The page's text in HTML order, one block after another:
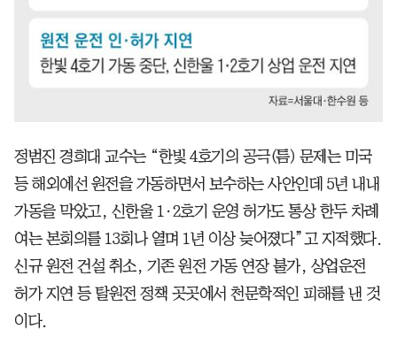
정범진 경희대 교수는 “한빛 4호기의 공극(틈) 문제는 미국
등 해외에선 원전을 가동하면서 보수하는 사안인데 5년 내내
가동을 막았고, 신한울 1·2호기 운영 허가도 통상 한두 차례
여는 본회의를 13회나 열며 1년 이상 늦어졌다”고 지적했다.
신규 원전 건설 취소, 기존 원전 가동 연장 불가, 상업운전
허가 지연 등 탈원전 정책 곳곳에서 천문학적인 피해를 낸 것
이다.